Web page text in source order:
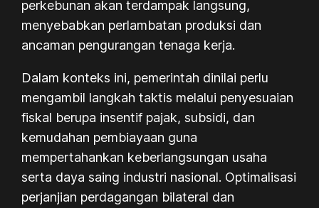
perkebunan akan terdampak langsung,
menyebabkan perlambatan produksi dan
ancaman pengurangan tenaga kerja.
Dalam konteks ini, pemerintah dinilai perlu
mengambil langkah taktis melalui penyesuaian
fiskal berupa insentif pajak, subsidi, dan
kemudahan pembiayaan guna
mempertahankan keberlangsungan usaha
serta daya saing industri nasional. Optimalisasi
perjanjian perdagangan bilateral dan